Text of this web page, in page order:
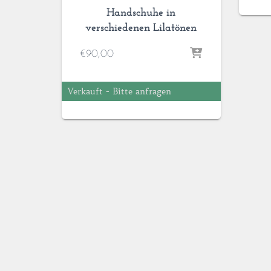
Handschuhe in
verschiedenen Lilatönen
€90,00
Verkauft - Bitte anfragen